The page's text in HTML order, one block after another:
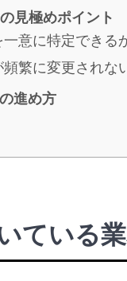
見極めポイント
意に特定できる
繁に変更されな
進め方
ている